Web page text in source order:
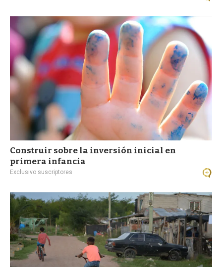
Construir sobre la inversión inicial en
primera infancia
Exclusivo suscriptores